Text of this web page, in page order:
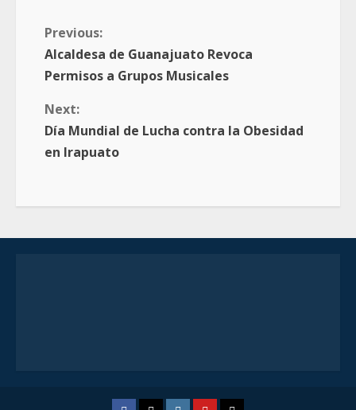
Previous:
Alcaldesa de Guanajuato Revoca
Permisos a Grupos Musicales
Next:
Día Mundial de Lucha contra la Obesidad
en Irapuato